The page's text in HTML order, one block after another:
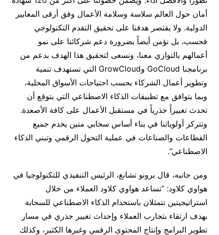
أمان حول العالم سلاسة وسلامة الأعمال وفق أرقى المعايير
الدولية. ولا يقتصر هدفنا على تحقيق التقدم التكنولوجي
فحسب، بل نؤمن أيضاً بضرورة دعم شركائنا على نمو
أعمالهم بالتوازي معنا، ونسعى لتحقيق هذا الهدف بدعم من
برنامجنا GoCloud وGrowCloud التي تستهدف تنمية
وتطوير أعمال الشركاء بحسب احتياجات الأسواق المحلية،
وبما يتوافق مع تطبيقات الذكاء الاصطناعي التي يتوقع أن
تحدث تغييراً جذرياً في مستقبل الأعمال على كافة الأصعدة.
وتتركز أولوياتنا في بناء أساس سحابي متين يخدم جميع
القطاعات والصناعات في عملية التحول الرقمي وتبني الذكاء
الاصطناعي”.
ومن جانبه، قال برونو تشانغ، الرئيس التنفيذي للتكنولوجيا في
هواوي كلاود: “تساعد هواوي كلاود العملاء من خلال
استراتيجيتين تتمثلان باستخدام الذكاء الاصطناعي للسحابة
بهدف ارتقاء بتجارب العملاء وإحداث تغيير جذري في مسار
تطوير البرامج وإنتاج المحتوى الرقمي وغيرها الكثير، وكذلك